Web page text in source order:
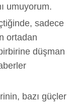
umuyorum.
sadece
ortadan
düşman
bazı güçler